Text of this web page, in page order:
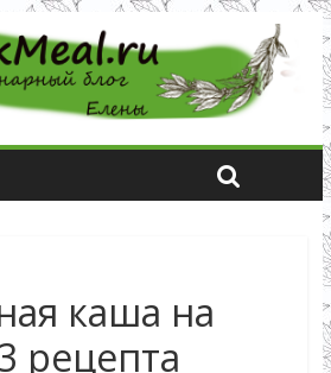
каша на
рецепта